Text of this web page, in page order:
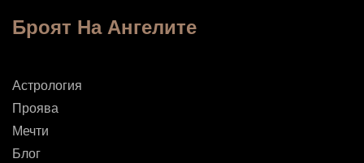
Броят На Ангелите
Астрология
Проява
Мечти
Блог